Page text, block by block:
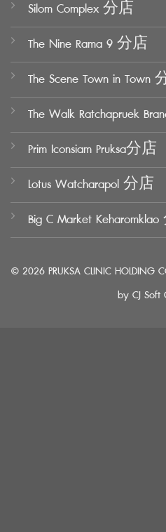
Silom Complex 分店
The Nine Rama 9 分店
The Scene Town in Town
The Walk Ratchapruek
Prim Iconsiam Pruksa分店
Lotus Watcharapol 分店
Big C Market
© 2026 PRUKSA CLINIC HOLDING
by CJ Soft